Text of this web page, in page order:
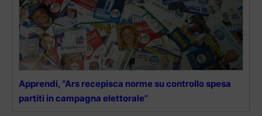
Apprendi, “Ars recepisca norme su controllo spesa
partiti in campagna elettorale”